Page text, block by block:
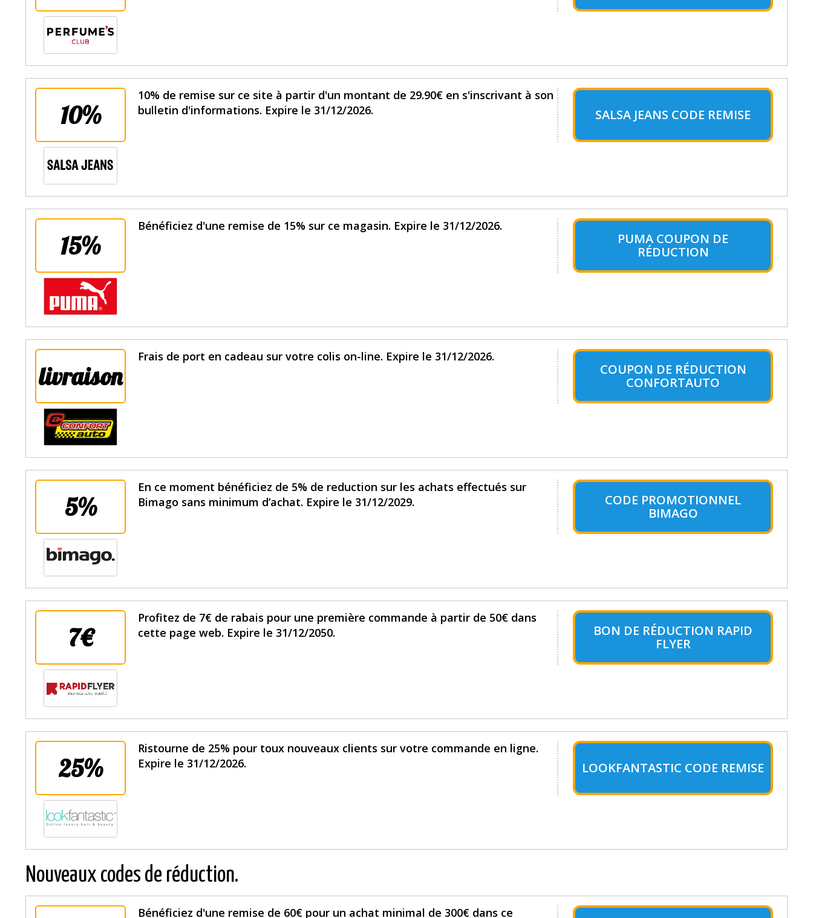
10%
10% de remise sur ce site à partir d'un montant de 29.90€ en s'inscrivant à son
bulletin d'informations. Expire le 31/12/2026.
SALSA JEANS CODE REMISE
15%
Bénéficiez d'une remise de 15% sur ce magasin. Expire le 31/12/2026.
PUMA COUPON DE
RÉDUCTION
livraison
Frais de port en cadeau sur votre colis on-line. Expire le 31/12/2026.
COUPON DE RÉDUCTION
CONFORTAUTO
5%
En ce moment bénéficiez de 5% de reduction sur les achats effectués sur
Bimago sans minimum d’achat. Expire le 31/12/2029.
CODE PROMOTIONNEL
BIMAGO
7€
Profitez de 7€ de rabais pour une première commande à partir de 50€ dans
cette page web. Expire le 31/12/2050.
BON DE RÉDUCTION RAPID
FLYER
25%
Ristourne de 25% pour toux nouveaux clients sur votre commande en ligne.
Expire le 31/12/2026.
LOOKFANTASTIC CODE REMISE
Nouveaux codes de réduction.
Bénéficiez d'une remise de 60€ pour un achat minimal de 300€ dans ce